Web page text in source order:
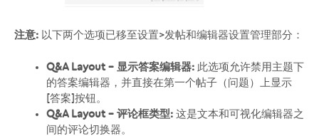
注意: 以下两个选项已移至设置>发帖和编辑器设置管理部分：
Q&A Layout – 显示答案编辑器: 此选项允许禁用主题下
的答案编辑器，并直接在第一个帖子（问题）上显示
[答案]按钮。
Q&A Layout – 评论框类型: 这是文本和可视化编辑器之
间的评论切换器。